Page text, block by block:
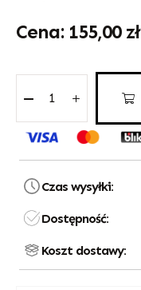
155,00 zł
Czas wysyłki:
Dostępność:
Koszt dostawy: